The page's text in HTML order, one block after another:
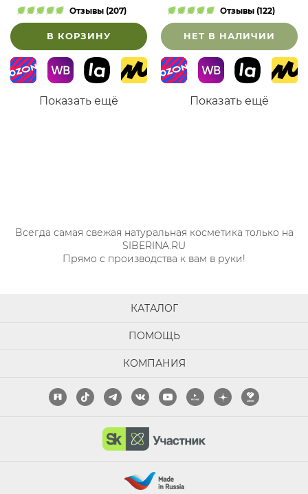
Отзывы (207)
В КОРЗИНУ
Показать ещё
Отзывы (122)
НЕТ В НАЛИЧИИ
Показать ещё
Всегда самая свежая натуральная косметика только на
SIBERINA.RU
Прямо с производства к вам в руки!
КАТАЛОГ
ПОМОЩЬ
КОМПАНИЯ